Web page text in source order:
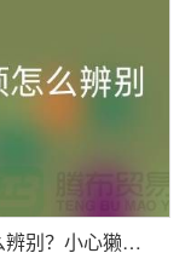
真毛领、假毛领怎么辨别？小心獭兔毛-大量高价回收毛领厂家